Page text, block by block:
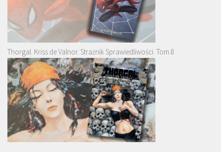
Thorgal. Kriss de Valnor. Strażnik Sprawiedliwości. Tom 8